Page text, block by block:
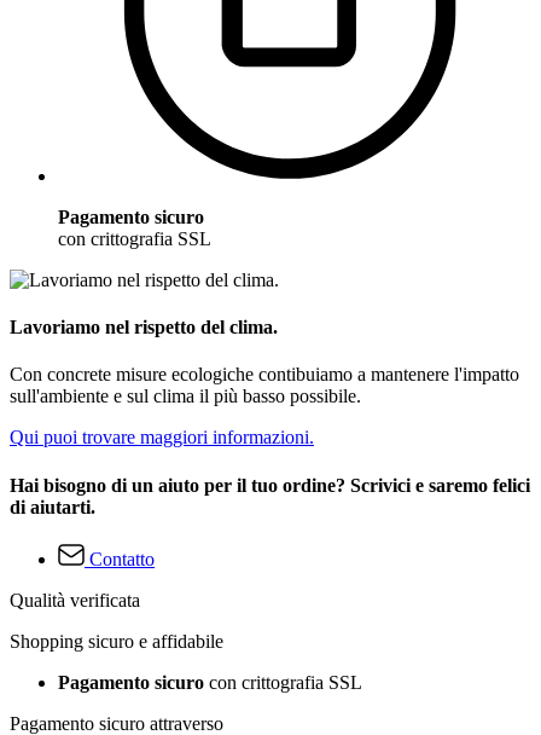
Pagamento sicuro
con crittografia SSL
Lavoriamo nel rispetto del clima.
Con concrete misure ecologiche contibuiamo a mantenere l'impatto
sull'ambiente e sul clima il più basso possibile.
Qui puoi trovare maggiori informazioni.
Hai bisogno di un aiuto per il tuo ordine? Scrivici e saremo felici
di aiutarti.
Contatto
Qualità verificata
Shopping sicuro e affidabile
Pagamento sicuro con crittografia SSL
Pagamento sicuro attraverso